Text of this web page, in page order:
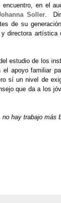
en el
Soller.
de su
directora
estudio de los
el apoyo familiar
sí un nivel de
que da a los
hay trabajo